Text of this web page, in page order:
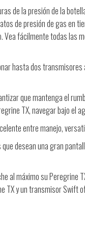
de la presión de la
de presión de gas en
Vea fácilmente todas las
hasta dos
que mantenga el
TX, navegar bajo el
entre manejo,
que desean una gran
al máximo su Peregrine
TX y un transmisor